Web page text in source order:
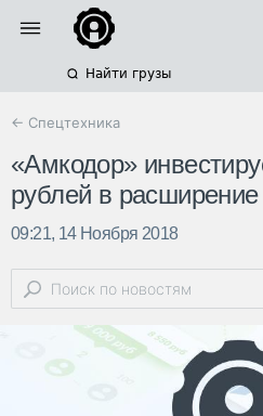
Найти грузы
← Спецтехника
«Амкодор»
рублей в расширение
09:21, 14 Ноября 2018